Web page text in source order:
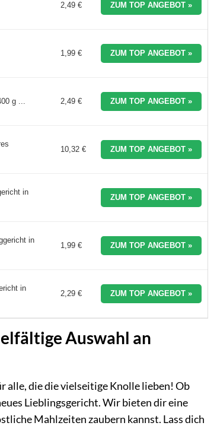
2,49 € ZUM TOP ANGEBOT »
1,99 € ZUM TOP ANGEBOT »
g ... 2,49 € ZUM TOP ANGEBOT »
10,32 € ZUM TOP ANGEBOT »
in
ZUM TOP ANGEBOT »
in
1,99 € ZUM TOP ANGEBOT »
in
2,29 € ZUM TOP ANGEBOT »
Auswahl an
alle, die die vielseitige Knolle lieben! Ob
Lieblingsgericht. Wir bieten dir eine
Mahlzeiten zaubern kannst. Lass dich